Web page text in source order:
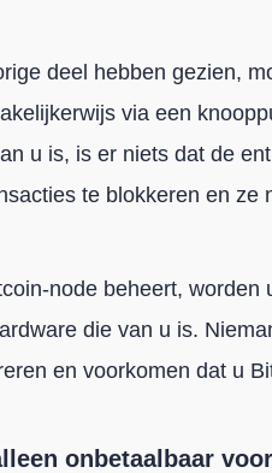
deel hebben gezien,
via een
u is, is er niets dat de
te blokkeren en ze
node beheert, worden
die van u is.
en voorkomen dat u
onbetaalbaar